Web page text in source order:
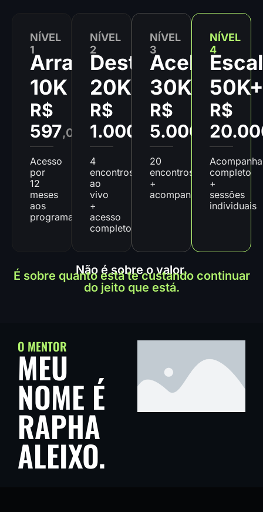
NÍVEL
1
Arranque
10K
R$
597,00
Acesso
por
12
meses
aos
programas
NÍVEL
2
Destrava
20K
R$
1.000
/mês
4
encontros
ao
vivo
+
acesso
completo
NÍVEL
3
Acelera
30K+
R$
5.000
,mês
20
encontros
+
acompanhamento
NÍVEL
4
50K+
R$
completo
+
sessões
individuais
Não é sobre o valor.
É sobre quanto está te custando continuar
do jeito que está.
O MENTOR
MEU
NOME É
RAPHA
ALEIXO.